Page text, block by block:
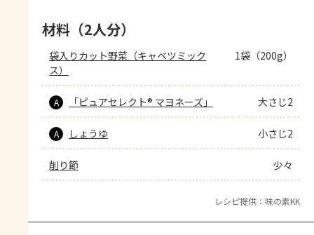
材料（2人分）
袋入りカット野菜（キャベツミック
ス）
1袋（200g）
A 「ピュアセレクト® マヨネーズ」 大さじ2
A しょうゆ 小さじ2
削り節 少々
レシピ提供：味の素KK